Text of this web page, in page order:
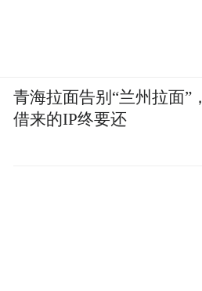
青海拉面告别“兰州拉面”，
借来的IP终要还